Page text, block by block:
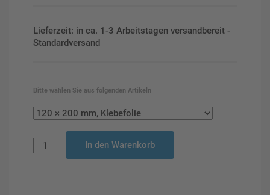
Lieferzeit: in ca. 1-3 Arbeitstagen versandbereit -
Standardversand
Bitte wählen Sie aus folgenden Artikeln
In den Warenkorb